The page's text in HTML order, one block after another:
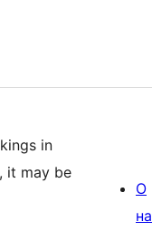
in
it may be
О